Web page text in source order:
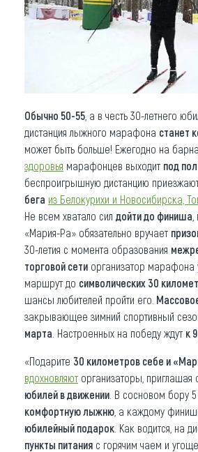
Другие рубрики
Обычно 50-55 , а в честь 30-летнего
дистанция лыжного марафона станет
может быть больше! Ежегодно на
здоровья марафонцев выходит под
беспроигрышную дистанцию
бега из Белокурихи и Новосибирска,
Не всем хватало сил дойти до финиша
«Мария-Ра» обязательно вручает
30-летия с момента образования
торговой сети организатор марафона
маршрут до символических 30
шансы любителей пройти его.
закрывающее зимний спортивный
марта . Настроенных на победу ждут к
«Подарите 30 километров себе и
вдохновляют организаторы, приглашая
юбилей в движении . В сосновом бору
комфортную лыжню , а каждому
юбилейный подарок . Как водится, на
пункты питания с горячим чаем и